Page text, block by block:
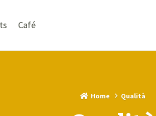
Café
Home Qualità